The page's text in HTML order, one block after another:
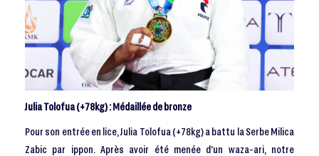
Julia Tolofua (+78kg) : Médaillée de bronze
Pour son entrée en lice, Julia Tolofua (+78kg) a battu la Serbe Milica
Zabic par ippon. Après avoir été menée d’un waza-ari, notre